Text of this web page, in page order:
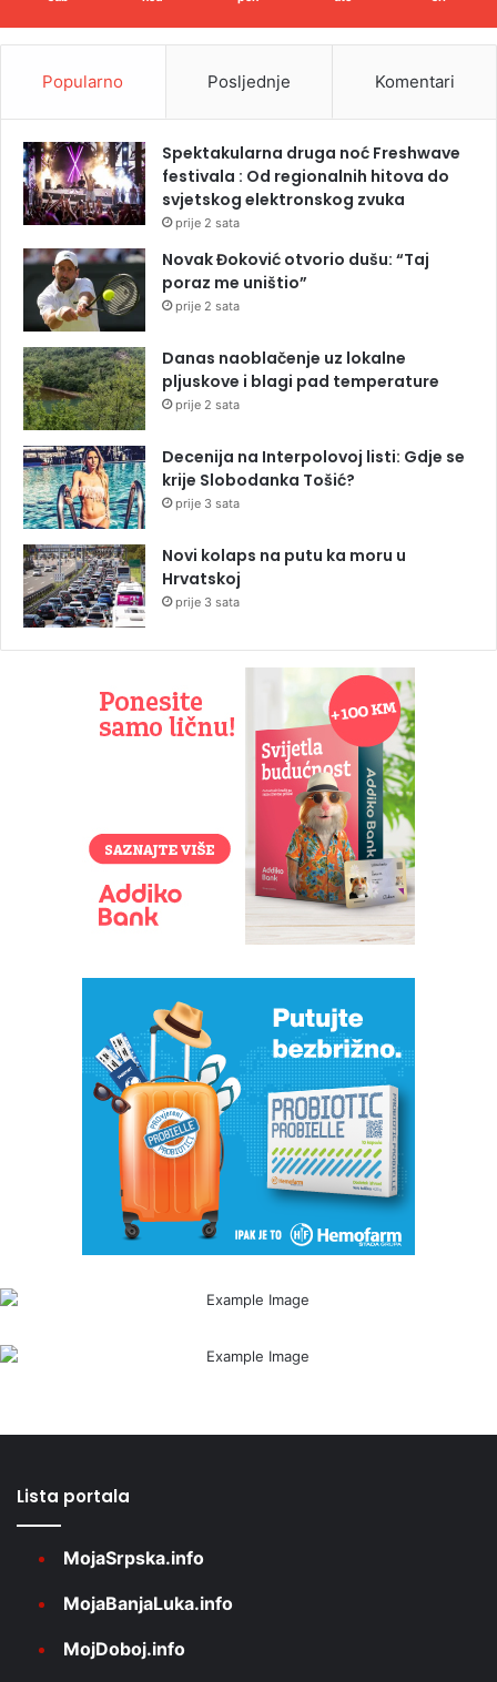
Popularno Posljednje Komentari
Spektakularna druga noć Freshwave
festivala : Od regionalnih hitova do
svjetskog elektronskog zvuka
prije 2 sata
Novak Đoković otvorio dušu: “Taj
poraz me uništio”
prije 2 sata
Danas naoblačenje uz lokalne
pljuskove i blagi pad temperature
prije 2 sata
Decenija na Interpolovoj listi: Gdje se
krije Slobodanka Tošić?
prije 3 sata
Novi kolaps na putu ka moru u
Hrvatskoj
prije 3 sata
Lista portala
MojaSrpska.info
MojaBanjaLuka.info
MojDoboj.info